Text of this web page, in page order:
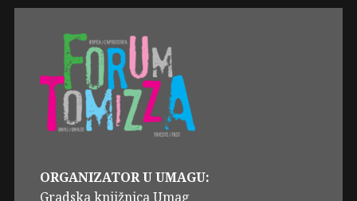
ORGANIZATOR U UMAGU:
Gradska knjižnica Umag